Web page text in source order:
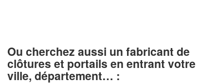
Ou cherchez aussi un fabricant de
clôtures et portails en entrant votre
ville, département… :